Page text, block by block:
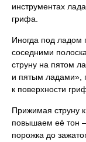
инструментах
грифа.
Иногда под ладом
соседними
струну на пятом
и пятым ладами»,
к поверхности
Прижимая струну
повышаем её тон
порожка до